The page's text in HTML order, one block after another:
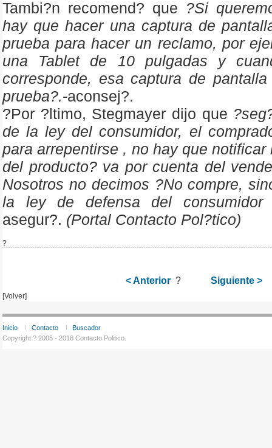
Tambi?n recomend? que ?Si
hay que hacer una captura de
prueba para hacer un reclamo, por
una Tablet de 10 pulgadas y
corresponde, esa captura de
prueba?.-aconsej?.
?Por ?ltimo, Stegmayer dijo que
de la ley del consumidor, el
para arrepentirse , no hay que
del producto? va por cuenta del
Nosotros no decimos ?No compre,
la ley de defensa del consumidor
asegur?. (Portal Contacto Pol?tico)
?
< Anterior ? Siguiente >
[Volver]
Inicio Contacto
Buscador
Copyright ? 2005 - 2016 Contacto Politico.